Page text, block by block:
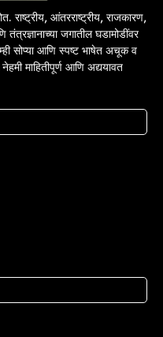
राष्ट्रीय, आंतरराष्ट्रीय, राजकारण,
जगातील घडामोडींवर
सोप्या आणि स्पष्ट भाषेत अचूक व
माहितीपूर्ण आणि अद्ययावत